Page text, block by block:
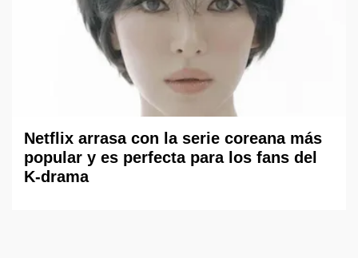
Netflix arrasa con la serie coreana más
popular y es perfecta para los fans del
K-drama